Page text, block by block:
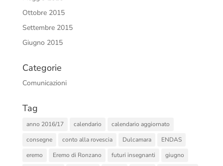
Ottobre 2015
Settembre 2015
Giugno 2015
Categorie
Comunicazioni
Tag
anno 2016/17 calendario
calendario aggiornato
consegne
conto alla rovescia Dulcamara
ENDAS
eremo
Eremo di Ronzano futuri insegnanti
giugno